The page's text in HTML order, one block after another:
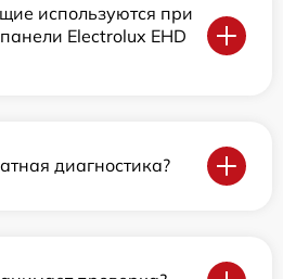
используются при
Electrolux EHD
диагностика?